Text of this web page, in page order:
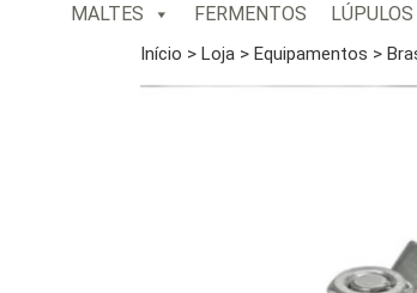
MALTES FERMENTOS LÚPULOS
Início > Loja > Equipamentos >